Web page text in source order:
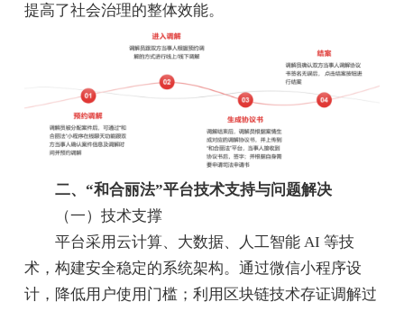
提高了社会治理的整体效能。
二、“和合丽法”平台技术支持与问题解决
（一）技术支撑
平台采用云计算、大数据、人工智能 AI 等技
术，构建安全稳定的系统架构。通过微信小程序设
计，降低用户使用门槛；利用区块链技术存证调解过